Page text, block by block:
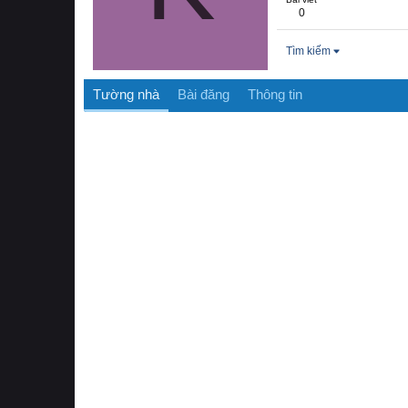
0
Tìm kiếm
Tường nhà Bài đăng Thông tin